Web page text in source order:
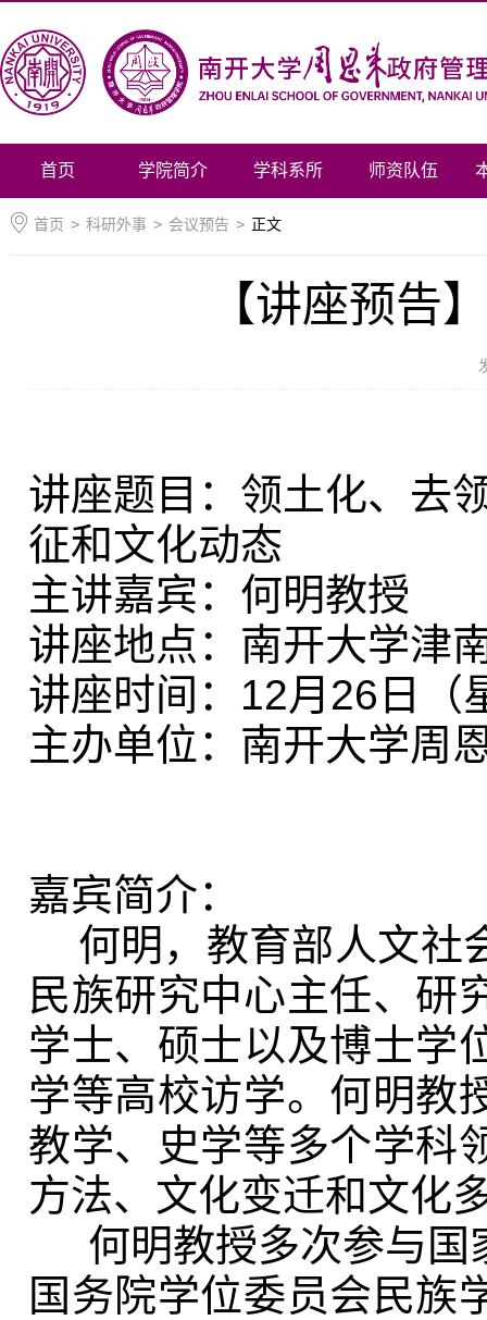
首页 学院简介 学科系所 师资队伍
首页 > 科研外事 > 会议预告 > 正文
【讲座预告
讲座题目：领土化、去
征和文化动态
主讲嘉宾：何明教授
讲座地点：南开大学津
讲座时间：12月26日（
主办单位：南开大学周
嘉宾简介：
何明，教育部人文社
民族研究中心主任、研
学士、硕士以及博士学
学等高校访学。何明教
教学、史学等多个学科
方法、文化变迁和文化
何明教授多次参与国
国务院学位委员会民族